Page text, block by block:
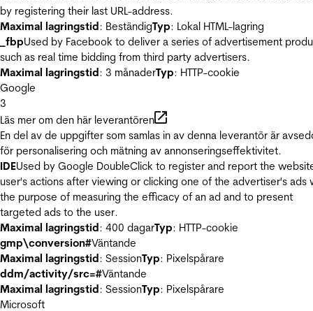
by registering their last URL-address.
Maximal lagringstid: BeständigTyp: Lokal HTML-lagring
_fbpUsed by Facebook to deliver a series of advertisement
such as real time bidding from third party advertisers.
Maximal lagringstid: 3 månaderTyp: HTTP-cookie
Google
3
Läs mer om den här leverantören
En del av de uppgifter som samlas in av denna leverantör är
för personalisering och mätning av annonseringseffektivitet.
IDEUsed by Google DoubleClick to register and report the
user's actions after viewing or clicking one of the advertiser's ads
the purpose of measuring the efficacy of an ad and to present
targeted ads to the user.
Maximal lagringstid: 400 dagarTyp: HTTP-cookie
gmp\conversion#Väntande
Maximal lagringstid: SessionTyp: Pixelspårare
ddm/activity/src=#Väntande
Maximal lagringstid: SessionTyp: Pixelspårare
Microsoft